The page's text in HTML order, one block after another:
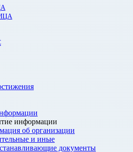
информации
об организации
и иные
документы